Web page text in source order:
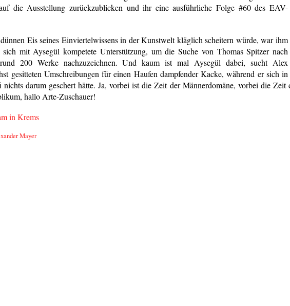
die Ausstellung zurückzublicken und ihr eine ausführliche Folge #60 des EAV-
Eis seines Einviertelwissens in der Kunstwelt kläglich scheitern würde, war ihm
mit Aysegül kompetete Unterstützung, um die Suche von Thomas Spitzer nach
200 Werke nachzuzeichnen. Und kaum ist mal Aysegül dabei, sucht Alex
gesitteten Umschreibungen für einen Haufen dampfender Kacke, während er sich in
darum geschert hätte. Ja, vorbei ist die Zeit der Männerdomäne, vorbei die
hallo Arte-Zuschauer!
in Krems
Mayer